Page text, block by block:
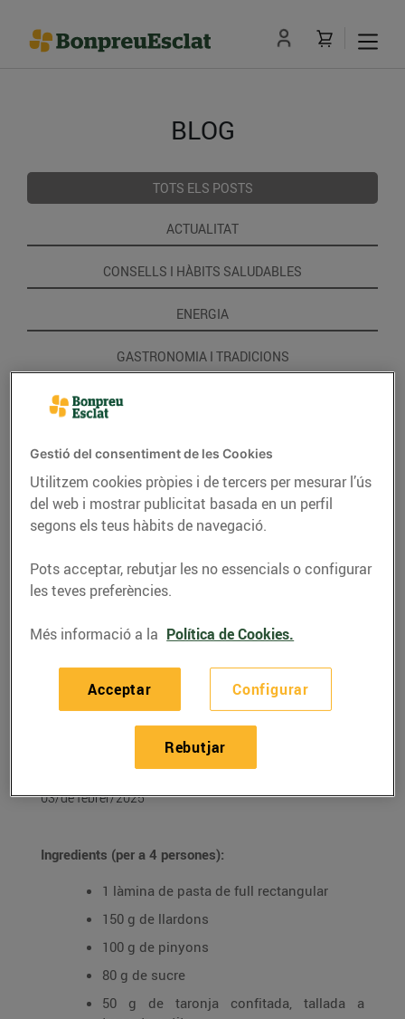
BLOG
TOTS ELS POSTS
ACTUALITAT
CONSELLS I HÀBITS SALUDABLES
ENERGIA
GASTRONOMIA I TRADICIONS
RECEPTES
Coca de llardons amb
taronja confitada i
pinyons
03/de febrer/2025
Ingredients (per a 4 persones):
1 làmina de pasta de full rectangular
150 g de llardons
100 g de pinyons
80 g de sucre
50 g de taronja confitada, tallada a
Gestió del consentiment de les Cookies
Utilitzem cookies pròpies i de tercers per mesurar l’ús
del web i mostrar publicitat basada en un perfil
segons els teus hàbits de navegació.
Pots acceptar, rebutjar les no essencials o configurar
les teves preferències.
Més informació a la Política de Cookies.
Configurar
Rebutjar
Acceptar